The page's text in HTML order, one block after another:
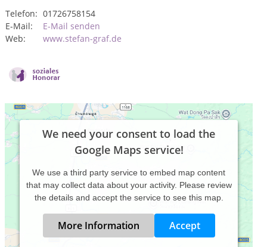
Telefon: 01726758154
E-Mail:
E-Mail senden
Web:
www.stefan-graf.de
We need your consent to load the
Google Maps service!
We use a third party service to embed map content
that may collect data about your activity. Please review
the details and accept the service to see this map.
More Information Accept